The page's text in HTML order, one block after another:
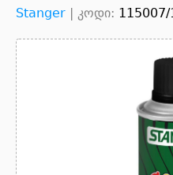
Stanger | კოდი: 115007/